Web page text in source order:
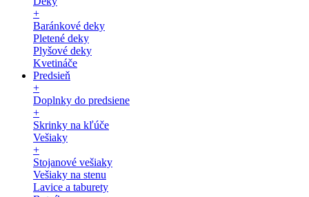
+
Baránkové deky
Pletené deky
Plyšové deky
Kvetináče
Predsieň
+
Doplnky do predsiene
+
Skrinky na kľúče
Vešiaky
+
Stojanové vešiaky
Vešiaky na stenu
Lavice a taburety